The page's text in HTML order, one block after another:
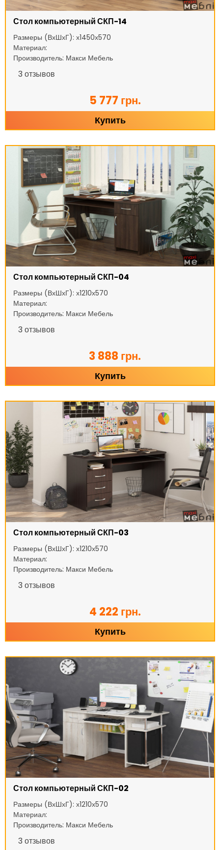
Стол компьютерный СКП-14
Размеры (ВхШхГ): х1450х570
Материал:
Производитель: Макси Мебель
3 отзывов
5 777 грн.
Купить
Стол компьютерный СКП-04
Размеры (ВхШхГ): х1210х570
Материал:
Производитель: Макси Мебель
3 отзывов
3 888 грн.
Купить
Стол компьютерный СКП-03
Размеры (ВхШхГ): х1210х570
Материал:
Производитель: Макси Мебель
3 отзывов
4 222 грн.
Купить
Стол компьютерный СКП-02
Размеры (ВхШхГ): х1210х570
Материал:
Производитель: Макси Мебель
3 отзывов